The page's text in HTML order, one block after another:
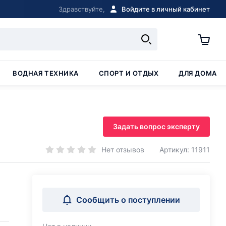
Здравствуйте, Войдите в личный кабинет
ВОДНАЯ ТЕХНИКА СПОРТ И ОТДЫХ ДЛЯ ДОМА
Задать вопрос эксперту
Нет отзывов Артикул: 11911
Сообщить о поступлении